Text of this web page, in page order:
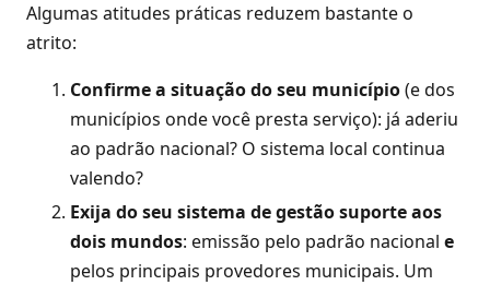
Algumas atitudes práticas reduzem bastante o
atrito:
Confirme a situação do seu município(e dos
municípios onde você presta serviço): já aderiu
ao padrão nacional? O sistema local continua
valendo?
Exija do seu sistema de gestão suporte aos
dois mundos: emissão pelo padrão nacional e
pelos principais provedores municipais. Um